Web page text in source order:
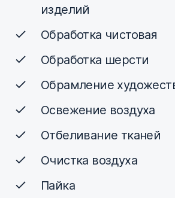
изделий
Обработка чистовая
Обработка шерсти
Обрамление
Освежение воздуха
Отбеливание тканей
Очистка воздуха
Пайка